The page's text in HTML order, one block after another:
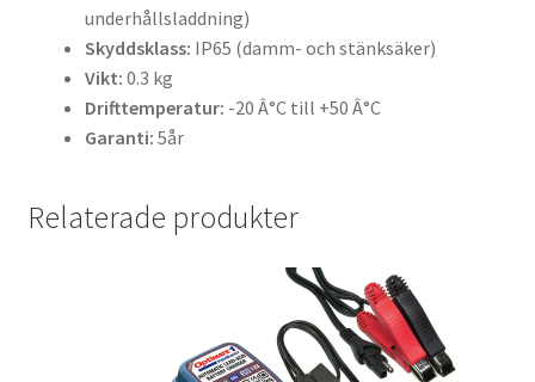
underhållsladdning)
Skyddsklass: IP65 (damm- och stänksäker)
Vikt: 0.3 kg
Drifttemperatur: -20 Â°C till +50 Â°C
Garanti: 5år
Relaterade produkter